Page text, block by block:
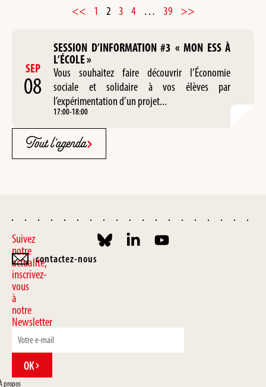
<< 1 2 3 4 … 39 >>
SEP
08
SESSION D’INFORMATION #3 « MON ESS À
L’ÉCOLE »
Vous souhaitez faire découvrir l’Économie
sociale et solidaire à vos élèves par
l’expérimentation d’un projet...
17:00-18:00
Tout l'agenda
Suivez
notre
actualité,
inscrivez-
vous
à
notre
Newsletter
OK
propos
contactez-nous